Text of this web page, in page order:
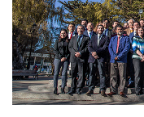
Subsecretaría de
Internacionales
Sala de prensa